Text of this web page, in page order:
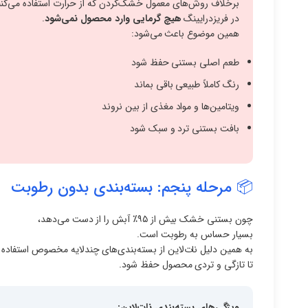
برخلاف روش‌های معمول خشک‌کردن که از حرارت استفاده
در فریزدرایینگهیچ گرمایی وارد محصول نمی‌شود.
همین موضوع باعث می‌شود:
طعم اصلی بستنی حفظ شود
رنگ کاملاً طبیعی باقی بماند
ویتامین‌ها و مواد مغذی از بین نروند
بافت بستنی ترد و سبک شود
📦 مرحله پنجم: بسته‌بندی بدون رطوبت
چون بستنی خشک بیش از ۹۵٪ آبش را از دست می‌دهد،
بسیار حساس به رطوبت است.
به همین دلیل نات‌لاین از بسته‌بندی‌های چندلایه مخصوص
تا تازگی و تردی محصول حفظ شود.